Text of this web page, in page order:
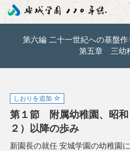
第六編 二十一世紀への基盤
第五章 三幼
しおりを追加
第１節 附属幼稚園、昭和
２）以降の歩み
新園長の就任 安城学園の幼稚園